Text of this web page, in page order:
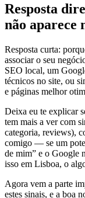
Resposta
não aparece
Resposta curta:
associar o seu
SEO local, um
técnicos no site, ou
e páginas melhor
Deixa eu te explicar
tem mais a ver com
categoria, reviews),
comigo — se um
de mim” e o Google
isso em Lisboa, o
Agora vem a parte
estes sinais, e a boa